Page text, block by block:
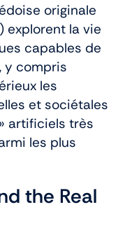
originale
explorent la vie
capables de
y compris
les
et sociétales
artificiels très
les plus
the Real